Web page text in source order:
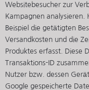
Websitebesucher zur
Kampagnen
Beispiel die getätigten
Versandkosten und die
Produktes erfasst. Diese
Transaktions-ID
Nutzer bzw. dessen
Google gespeicherte